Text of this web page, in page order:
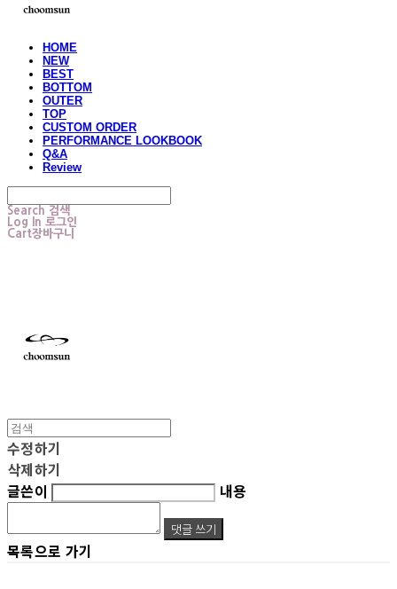
HOME
NEW
BEST
BOTTOM
OUTER
TOP
CUSTOM ORDER
PERFORMANCE LOOKBOOK
Q&A
Review
Search 검색
Log In 로그인
Cart장바구니
수정하기
삭제하기
글쓴이
내용
댓글 쓰기
목록으로 가기